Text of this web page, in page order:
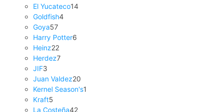
El Yucateco14
Goldfish4
Goya57
Harry Potter6
Heinz22
Herdez7
JIF3
Juan Valdez20
Kernel Season's1
Kraft5
La Costeña42